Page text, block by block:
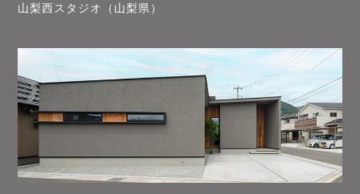
山梨西スタジオ（山梨県）